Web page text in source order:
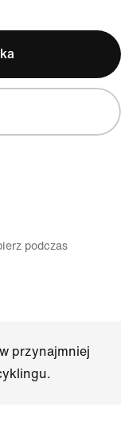
podczas
przynajmniej